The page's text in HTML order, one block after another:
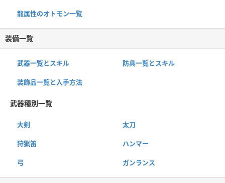
龍属性のオトモン一覧
装備一覧
武器一覧とスキル 防具一覧とスキル
装飾品一覧と入手方法
武器種別一覧
大剣 太刀
狩猟笛 ハンマー
弓 ガンランス